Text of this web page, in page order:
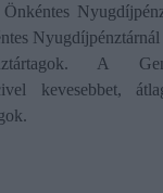
Nyugdíjpénztárnál
A
kevesebbet,